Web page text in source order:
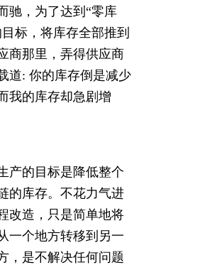
驰，为了达到“零库
标，将库存全部推到
商那里，弄得供应商
道: 你的库存倒是减少
我的库存却急剧增
产的目标是降低整个
的库存。不花力气进
改造，只是简单地将
一个地方转移到另一
，是不解决任何问题